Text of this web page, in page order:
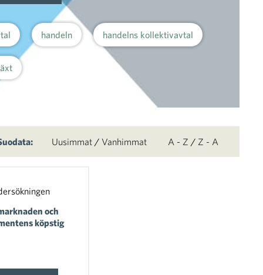
handeln handelns kollektivavtal
Uusimmat / Vanhimmat A - Z / Z - A
och
köpstig